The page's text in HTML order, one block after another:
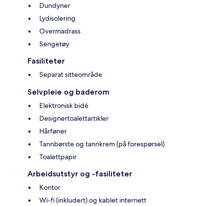
Dundyner
Lydisolering
Overmadrass
Sengetøy
Fasiliteter
Separat sitteområde
Selvpleie og baderom
Elektronisk bidé
Designertoalettartikler
Hårføner
Tannbørste og tannkrem (på forespørsel)
Toalettpapir
Arbeidsutstyr og -fasiliteter
Kontor
Wi-fi (inkludert) og kablet internett